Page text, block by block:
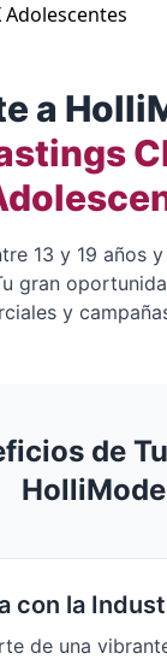
Adolescentes
a
13 y 19 años
gran
y
de
con la
de una